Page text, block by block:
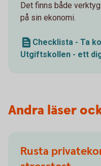
Det finns både
på sin ekonomi.
Checklista - Ta
Utgiftskollen - ett
Andra läser
Rusta